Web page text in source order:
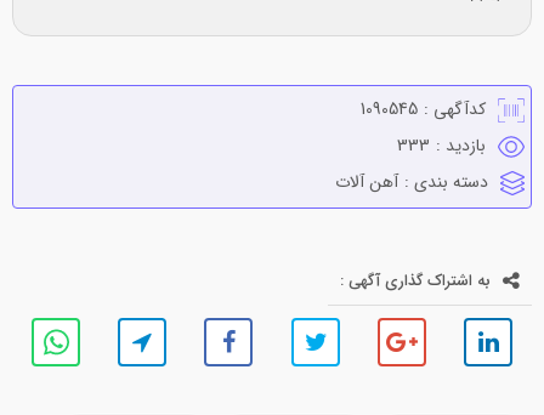
کدآگهی : 1090545
بازدید : 333
دسته بندی : آهن آلات
به اشتراک گذاری آگهی :